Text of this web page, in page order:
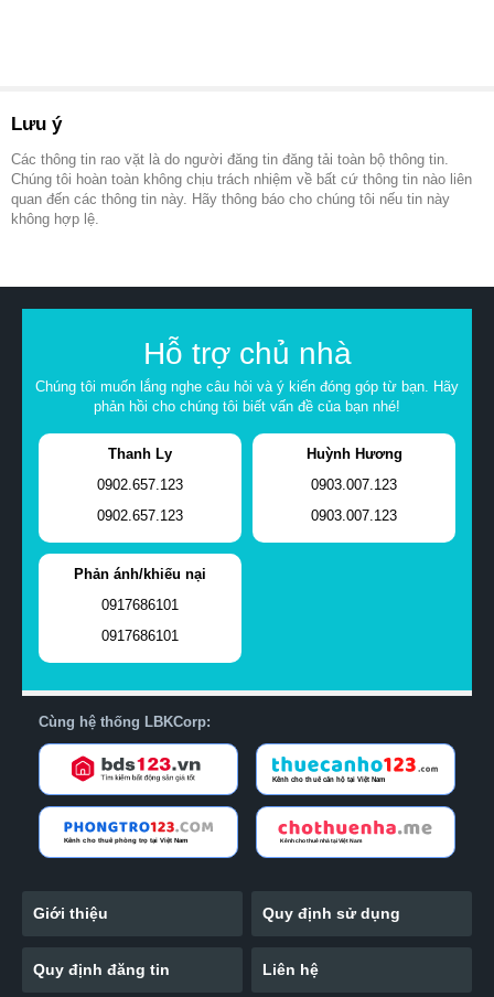
Lưu ý
Các thông tin rao vặt là do người đăng tin đăng tải toàn bộ thông tin.
Chúng tôi hoàn toàn không chịu trách nhiệm về bất cứ thông tin nào liên
quan đến các thông tin này. Hãy thông báo cho chúng tôi nếu tin này
không hợp lệ.
Hỗ trợ chủ nhà
Chúng tôi muốn lắng nghe câu hỏi và ý kiến đóng góp từ bạn. Hãy
phản hồi cho chúng tôi biết vấn đề của bạn nhé!
Thanh Ly
0902.657.123
0902.657.123
Huỳnh Hương
0903.007.123
0903.007.123
Phản ánh/khiếu nại
0917686101
0917686101
Cùng hệ thống LBKCorp:
Giới thiệu Quy định sử dụng
Quy định đăng tin Liên hệ